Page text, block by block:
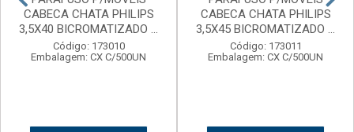
CABECA CHATA PHILIPS
3,5X40 BICROMATIZADO ...
Código: 173010
Embalagem: CX C/500UN
CABECA CHATA PHILIPS
3,5X45 BICROMATIZADO ...
Código: 173011
Embalagem: CX C/500UN